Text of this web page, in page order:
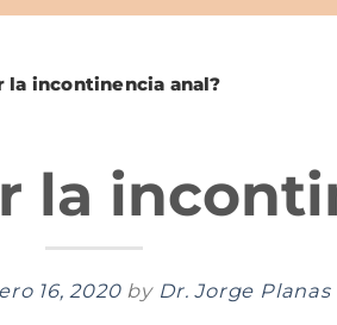
la incontinencia anal?
la
16, 2020 by Dr. Jorge Planas